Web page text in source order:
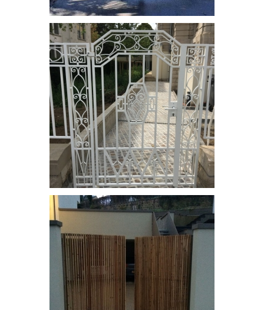
portail à deux auvents
Portail de type manuel